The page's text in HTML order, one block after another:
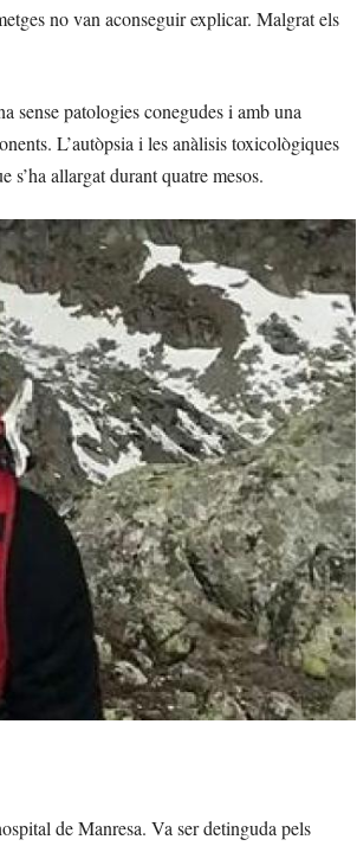
no van aconseguir explicar. Malgrat els
sense patologies conegudes i amb una
L’autòpsia i les anàlisis toxicològiques
s’ha allargat durant quatre mesos.
de Manresa. Va ser detinguda pels